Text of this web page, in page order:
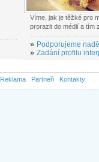
Víme, jak je těžké pro
prorazit do médií a tím
» Podporujeme
» Zadání profilu
Reklama Partneři Kontakty